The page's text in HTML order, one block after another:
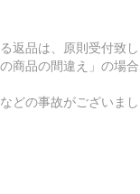
返品は、原則受付致し
商品の間違え」の場
どの事故がございま